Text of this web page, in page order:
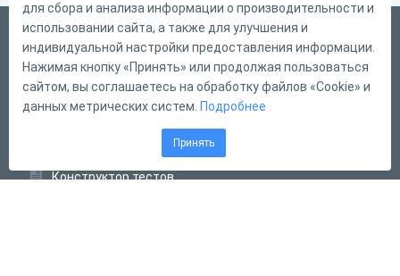
Русский
Справка
Форма обратной связи
Конструктор тестов
для сбора и анализа информации о производительности и
использовании сайта, а также для улучшения и
индивидуальной настройки предоставления информации.
Нажимая кнопку «Принять» или продолжая пользоваться
сайтом, вы соглашаетесь на обработку файлов «Cookie» и
данных метрических систем. Подробнее
Принять